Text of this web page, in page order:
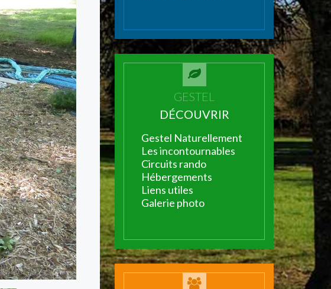
GESTEL
DÉCOUVRIR
Gestel Naturellement
Les incontournables
Circuits rando
Hébergements
Liens utiles
Galerie photo